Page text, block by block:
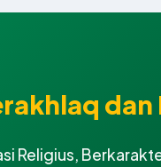
Religius,